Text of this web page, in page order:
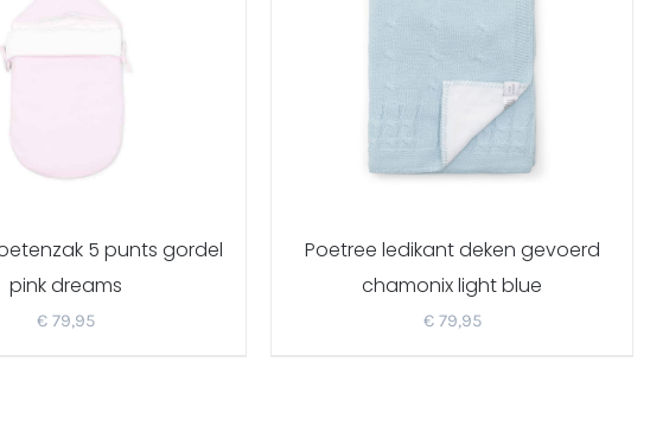
5 punts gordel
pink dreams
€79,95
Poetree ledikant deken gevoerd
chamonix light blue
€79,95